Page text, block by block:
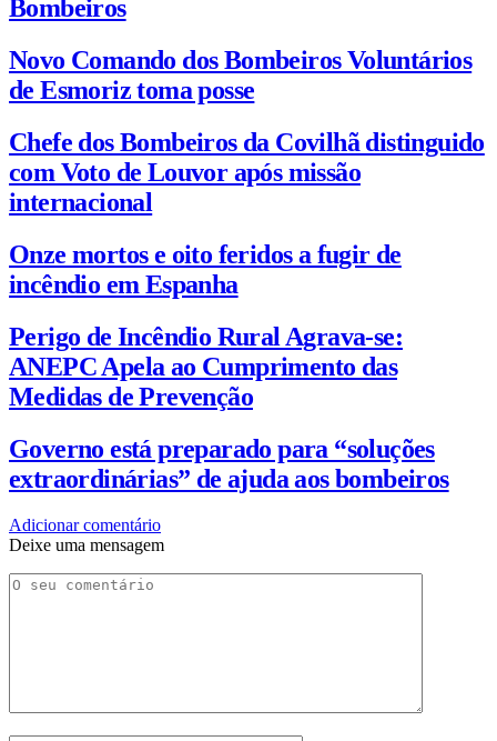
Bombeiros
Novo Comando dos Bombeiros Voluntários
de Esmoriz toma posse
Chefe dos Bombeiros da Covilhã distinguido
com Voto de Louvor após missão
internacional
Onze mortos e oito feridos a fugir de
incêndio em Espanha
Perigo de Incêndio Rural Agrava-se:
ANEPC Apela ao Cumprimento das
Medidas de Prevenção
Governo está preparado para “soluções
extraordinárias” de ajuda aos bombeiros
Adicionar comentário
Deixe uma mensagem